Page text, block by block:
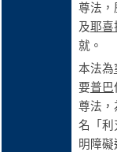
尊法，
及耶喜
就。
本法為
要普巴
尊法，
名「利
明障